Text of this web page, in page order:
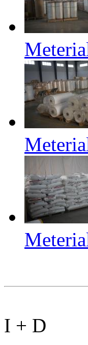
I + D